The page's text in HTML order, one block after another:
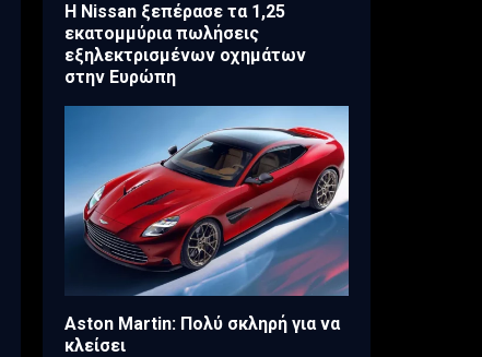
H Nissan ξεπέρασε τα 1,25
εκατομμύρια πωλήσεις
εξηλεκτρισμένων οχημάτων
στην Ευρώπη
Aston Martin: Πολύ σκληρή για να
κλείσει